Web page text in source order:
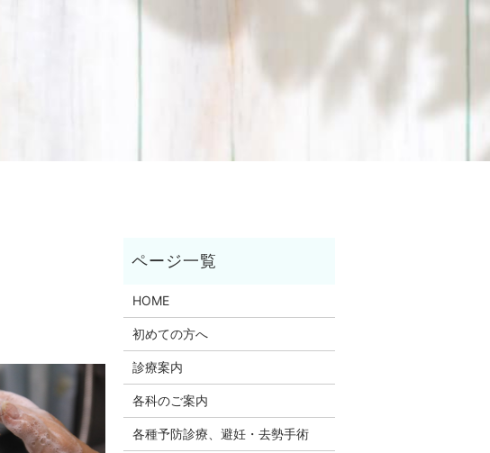
HOME
初めての方へ
診療案内
各科のご案内
各種予防診療、避妊・去勢手術